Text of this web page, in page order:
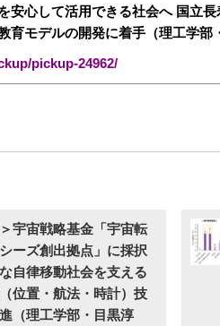
安心して活用できる社会へ 国立
育モデルの開発に着手（理工学部
pickup-24962/
宇宙戦略基金「宇宙転
ーズ創出拠点」に採択
自律移動社会を支える
位置・航法・時計）技
（理工学部・目黒淳